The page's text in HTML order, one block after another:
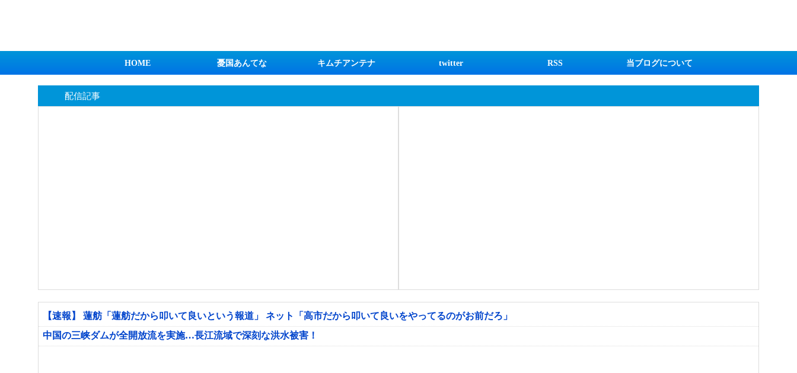
HOME 憂国あんてな キムチアンテナ twitter RSS 当ブログについて
配信記事
【速報】 蓮舫「蓮舫だから叩いて良いという報道」 ネット「高市だから叩いて良いをやってるのがお前だろ」
中国の三峡ダムが全開放流を実施…長江流域で深刻な洪水被害！